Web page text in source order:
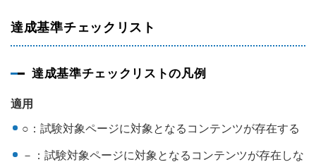
達成基準チェックリスト
達成基準チェックリストの凡例
適用
○：試験対象ページに対象となるコンテンツが存在する
－：試験対象ページに対象となるコンテンツが存在しな